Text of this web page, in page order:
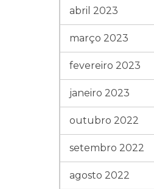
abril 2023
março 2023
fevereiro 2023
janeiro 2023
outubro 2022
setembro 2022
agosto 2022